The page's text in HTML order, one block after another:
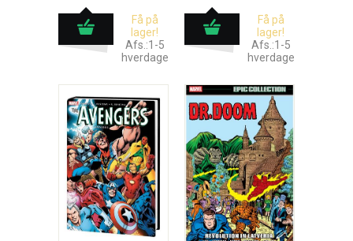
Få på
lager!
Afs.:1-5
hverdage
Få på
lager!
Afs.:1-5
hverdage